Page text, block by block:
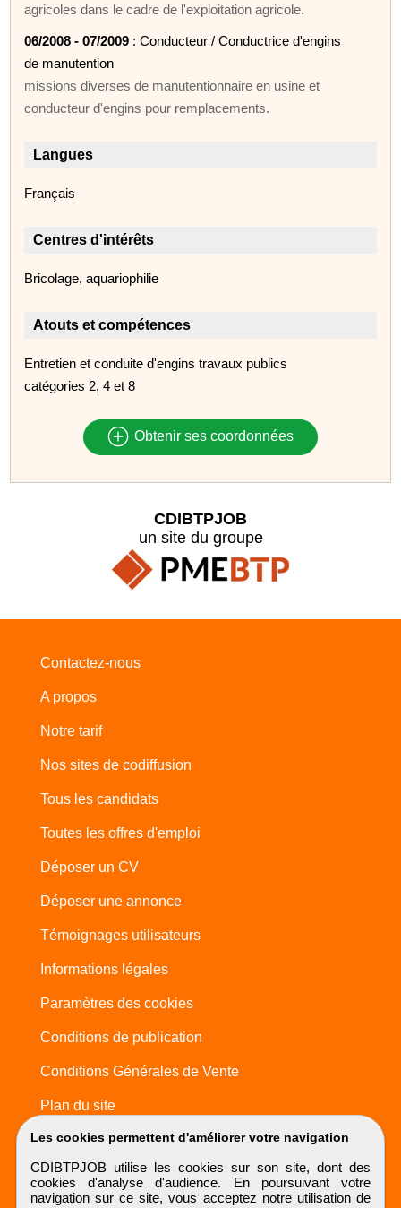
agricoles dans le cadre de l'exploitation agricole.
06/2008 - 07/2009 : Conducteur / Conductrice d'engins
de manutention
missions diverses de manutentionnaire en usine et
conducteur d'engins pour remplacements.
Langues
Français
Centres d'intérêts
Bricolage, aquariophilie
Atouts et compétences
Entretien et conduite d'engins travaux publics
catégories 2, 4 et 8
Obtenir ses coordonnées
Les cookies permettent d'améliorer votre navigation
CDIBTPJOB utilise les cookies sur son site, dont des
cookies d'analyse d'audience. En poursuivant votre
navigation sur ce site, vous acceptez notre utilisation de
CDIBTPJOB
un site du groupe
Contactez-nous
A propos
Notre tarif
Nos sites de codiffusion
Tous les candidats
Toutes les offres d'emploi
Déposer un CV
Déposer une annonce
Témoignages utilisateurs
Informations légales
Paramètres des cookies
Conditions de publication
Conditions Générales de Vente
Plan du site